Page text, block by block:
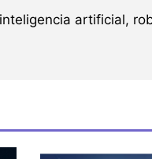
artificial,